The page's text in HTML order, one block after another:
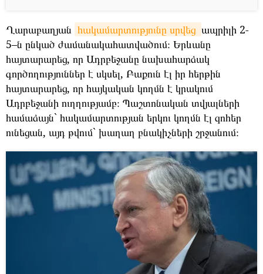
Ղարաբաղյան հակամարտությունը սրվեց ապրիլի 2-
5–ն ընկած ժամանակահատվածում։ Երևանը
հայտարարեց, որ Ադրբեջանը նախահարձակ
գործողություններ է սկսել, Բաքուն էլ իր հերթին
հայտարարեց, որ հայկական կողմն է կրակում
Ադրբեջանի ուղղությամբ։ Պաշտոնական տվյալների
համաձայն` հակամարտության երկու կողմն էլ զոհեր
ունեցան, այդ թվում` խաղաղ բնակիչների շրջանում։